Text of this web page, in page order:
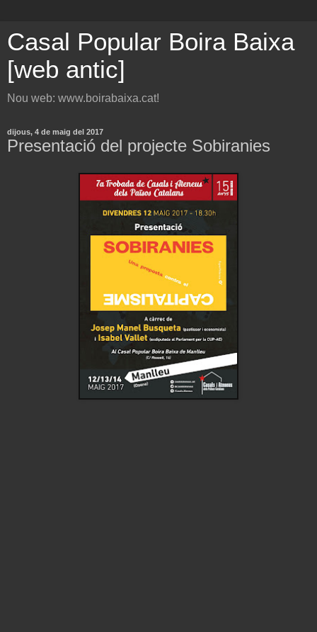
Casal Popular Boira Baixa
[web antic]
Nou web: www.boirabaixa.cat!
dijous, 4 de maig del 2017
Presentació del projecte Sobiranies